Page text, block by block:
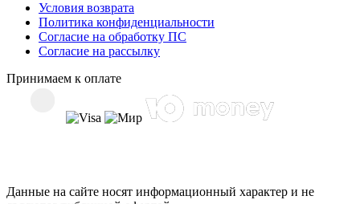
Условия возврата
Политика конфиденциальности
Согласие на обработку ПС
Согласие на рассылку
Принимаем к оплате
Данные на сайте носят информационный характер и не